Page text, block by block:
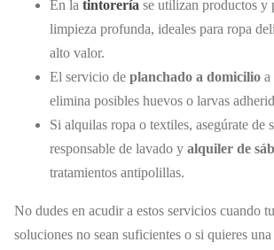
En la tintorería se utilizan productos y
limpieza profunda, ideales para ropa
alto valor.
El servicio de planchado a domicilio a
elimina posibles huevos o larvas
Si alquilas ropa o textiles, asegúrate de
responsable de lavado y alquiler de
tratamientos antipolillas.
No dudes en acudir a estos servicios cuando
soluciones no sean suficientes o si quieres